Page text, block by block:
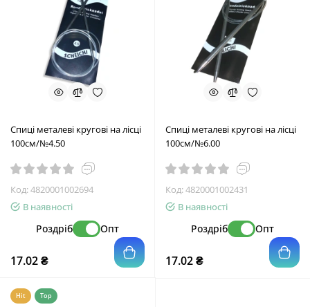
Спиці металеві кругові на лісці
100см/№4.50
Код:4820001002694
В наявності
Роздріб Опт
17.02 ₴
Спиці металеві кругові на лісці
100см/№6.00
Код:4820001002431
В наявності
Роздріб Опт
17.02 ₴
Hit Top